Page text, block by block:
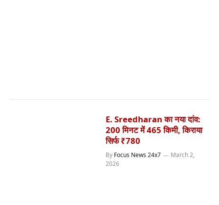
E. Sreedharan का नया दांव:
200 मिनट में 465 किमी, किराया
सिर्फ ₹780
By Focus News 24x7
March 2,
2026